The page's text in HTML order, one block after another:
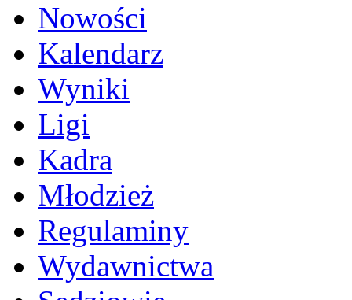
Nowości
Kalendarz
Wyniki
Ligi
Kadra
Młodzież
Regulaminy
Wydawnictwa